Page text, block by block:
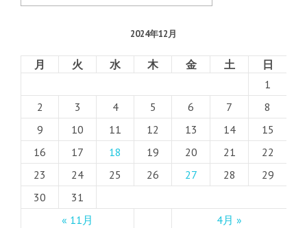
2024年12月
月 火 水 木 金 土 日
« 11月 4月 »
1
2
3 4 5 6 7
8
9
10 11 12 13 14
15
16
17 18 19 20 21
22
23
24 25 26 27 28
29
30
31